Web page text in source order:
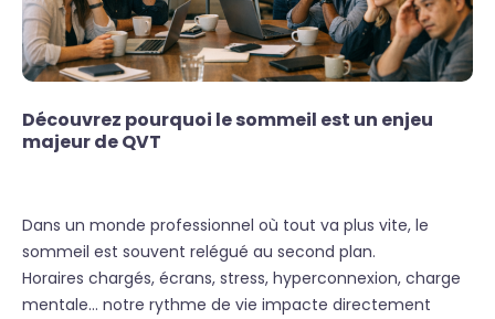
Découvrez pourquoi le sommeil est un enjeu
majeur de QVT
Dans un monde professionnel où tout va plus vite, le
sommeil est souvent relégué au second plan.
Horaires chargés, écrans, stress, hyperconnexion, charge
mentale… notre rythme de vie impacte directement